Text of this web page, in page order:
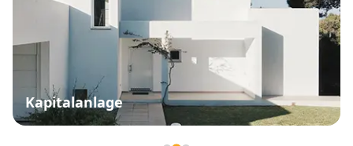
Kapitalanlage